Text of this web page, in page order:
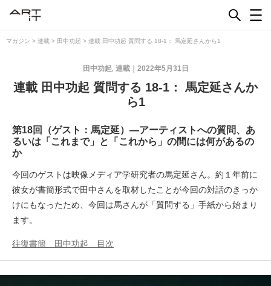
マガジン > 連載 > 田中功起 > 連載 田中功起 質問する 18-1： 馬定延さんから1
2022年5月31日
田中功起 連載
連載 田中功起 質問する 18-1： 馬定延さんか
ら1
第18回（ゲスト：馬定延）―アーティストへの質問、あ
るいは「これまで」と「これから」の間には何があるの
か
今回のゲストは映像メディア学研究者の馬定延さん。約１年前に
彼女が書簡形式で田中さんを取材したことが今回の対話のきっか
けにもなったため、今回は馬さんが「質問する」手紙から始まり
ます。
往復書簡 田中功起 目次